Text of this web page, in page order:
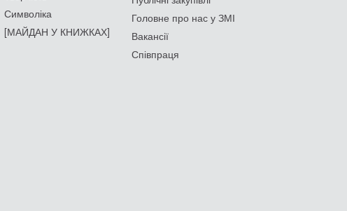
Символіка
[МАЙДАН У КНИЖКАХ]
Головне про нас у ЗМІ
Вакансії
Співпраця